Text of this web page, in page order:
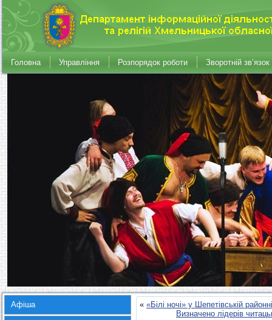
Головна Управління Розпорядок роботи Зворотній зв’язок
Афіша « «Білі ночі» у Шепетівській
Визначено лідерів